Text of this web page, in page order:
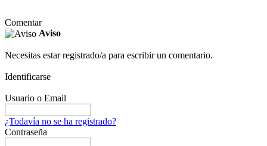
Comentar
Aviso
Necesitas estar registrado/a para escribir un comentario.
Identificarse
Usuario o Email
¿Todavía no se ha registrado?
Contraseña